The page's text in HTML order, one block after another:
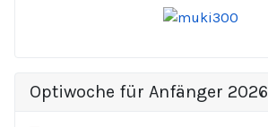
Optiwoche für Anfänger 2026